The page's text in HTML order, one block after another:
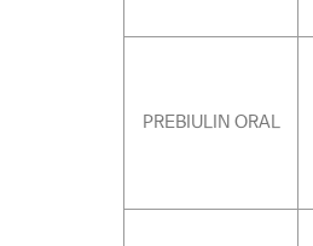
PREBIULIN ORAL